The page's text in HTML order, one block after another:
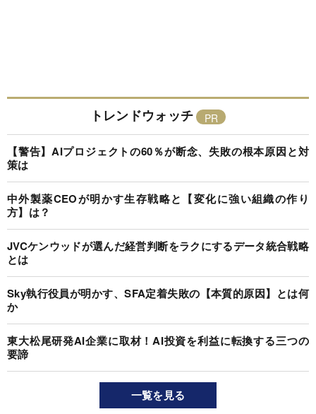
トレンドウォッチ
【警告】AIプロジェクトの60％が断念、失敗の根本原因と対
策は
中外製薬CEOが明かす生存戦略と【変化に強い組織の作り
方】は？
JVCケンウッドが選んだ経営判断をラクにするデータ統合戦略
とは
Sky執行役員が明かす、SFA定着失敗の【本質的原因】とは何
か
東大松尾研発AI企業に取材！AI投資を利益に転換する三つの
要諦
一覧を見る